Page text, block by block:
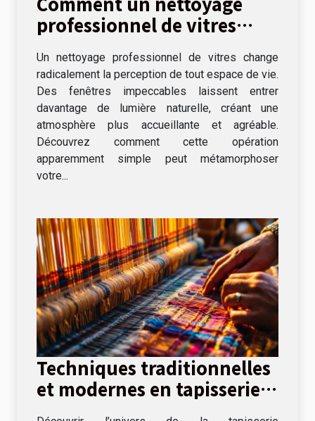
professionnel de vitres
peut transformer votre
espace de vie ?
Un nettoyage professionnel de vitres change
radicalement la perception de tout espace de vie.
Des fenêtres impeccables laissent entrer
davantage de lumière naturelle, créant une
atmosphère plus accueillante et agréable.
Découvrez comment cette opération
apparemment simple peut métamorphoser
votre...
Techniques traditionnelles
et modernes en tapisserie